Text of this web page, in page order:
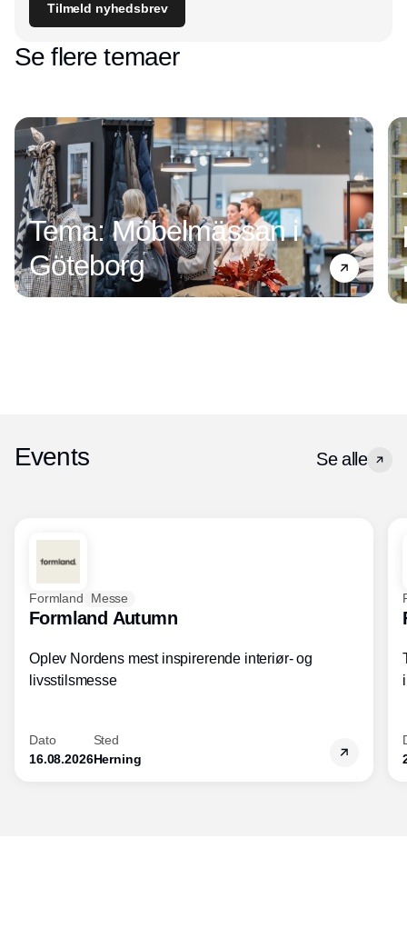
Tilmeld nyhedsbrev
Se flere temaer
Tema: Möbelmässan i
Göteborg
Events Se alle
Formland Messe
Formland Autumn
Oplev Nordens mest inspirerende interiør- og
livsstilsmesse
Dato
16.08.2026
Sted
Herning